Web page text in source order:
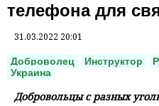
телефона для
31.03.2022 20:01
Доброволец Инструктор
Украина
Добровольцы с разных